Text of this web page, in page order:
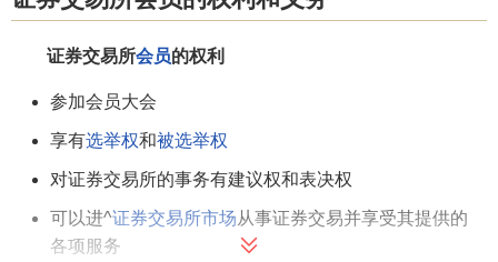
证券交易所会员的权利
参加会员大会
享有选举权和被选举权
对证券交易所的事务有建议权和表决权
可以进^证券交易所市场从事证券交易并享受其提供的
各项服务